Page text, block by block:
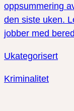
oppsummering
den siste uken.
jobber med
Ukategorisert
Kriminalitet